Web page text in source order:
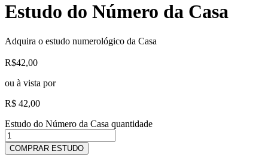
Estudo do Número da Casa
Adquira o estudo numerológico da Casa
R$42,00
ou à vista por
R$ 42,00
Estudo do Número da Casa quantidade
COMPRAR ESTUDO